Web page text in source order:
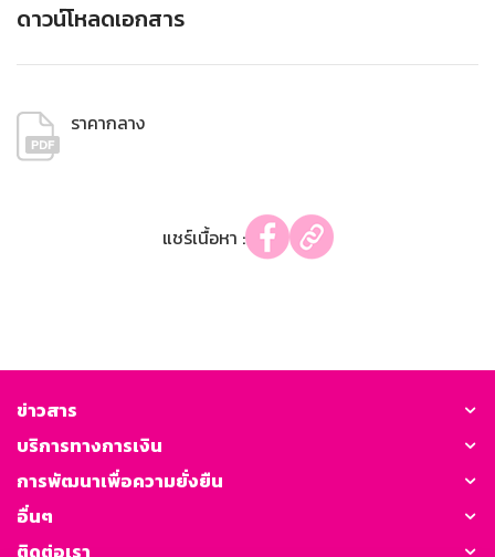
ดาวน์โหลดเอกสาร
ราคากลาง
แชร์เนื้อหา :
ข่าวสาร
บริการทางการเงิน
การพัฒนาเพื่อความยั่งยืน
อื่นๆ